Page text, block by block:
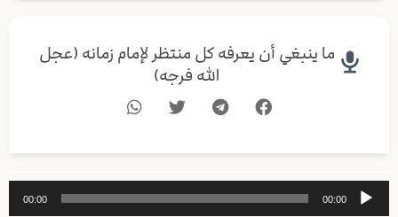
ما ينبغي أن يعرفه كل منتظر لإمام زمانه (عجل
الله فرجه)
مشغل
الصوت
00:00
00:00